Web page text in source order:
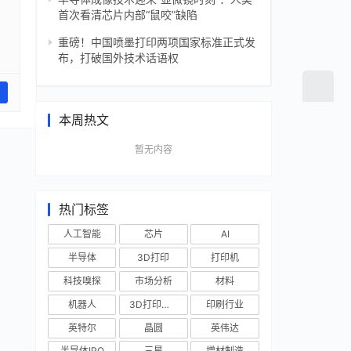
首次看清芯片内部“鼠咬”缺陷
重磅！中国喷墨打印两项国家标准正式发
布，打破国外技术话语权
本周热文
暂无内容
热门标签
人工智能 芯片
AI
半导体
3D打印
打印机
科技嗅探
市场分析
材料
机器人
3D打印技术
印刷行业
英特尔
晶圆
英伟达